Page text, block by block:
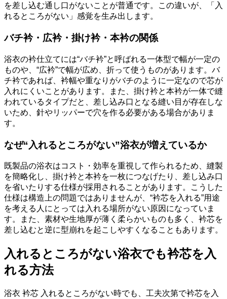
を差し込む通し口がないことが普通です。この違いが、「入
れるところがない」感覚を生み出します。
バチ衿・広衿・掛け衿・本衿の関係
浴衣の衿仕立てには“バチ衿”と呼ばれる一体型で幅が一定の
ものや、“広衿”で幅が広め、折って使うものがあります。バ
チ衿であれば、衿幅や重なりがバチのように一定なので芯が
入れにくいことがあります。また、掛け衿と本衿が一体で縫
われているタイプだと、差し込み口となる縫い目が存在しな
いため、針やリッパーで穴を作る必要がある場合がありま
す。
なぜ“入れるところがない”浴衣が増えているか
既製品の浴衣はコスト・効率を重視して作られるため、縫製
を簡略化し、掛け衿と本衿を一枚につなげたり、差し込み口
を省いたりする仕様が採用されることがあります。こうした
仕様は構造上の問題ではありませんが、“衿芯を入れる”用途
を考える人にとっては入れる場所がない原因になっていま
す。また、素材や生地厚が薄く柔らかいものも多く、衿芯を
差し込むと逆に型崩れを起こしやすくなることもあります。
入れるところがない浴衣でも衿芯を入
れる方法
浴衣 衿芯 入れるところがない時でも、工夫次第で衿芯を入